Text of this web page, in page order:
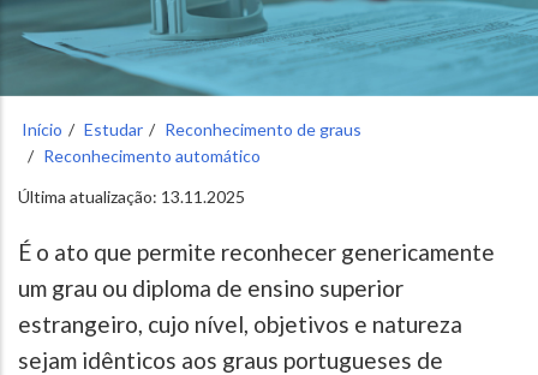
Início Estudar
Reconhecimento de graus
Reconhecimento automático
Última atualização: 13.11.2025
É o ato que permite reconhecer genericamente
um grau ou diploma de ensino superior
estrangeiro, cujo nível, objetivos e natureza
sejam idênticos aos graus portugueses de